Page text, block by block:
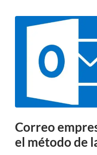
Correo
el método de